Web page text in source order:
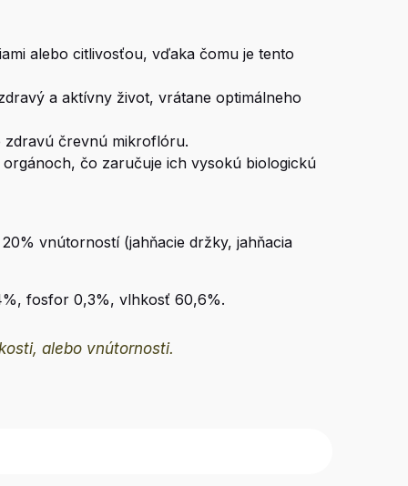
alebo citlivosťou, vďaka čomu je tento
a aktívny život, vrátane optimálneho
zdravú črevnú mikroflóru.
čo zaručuje ich vysokú biologickú
vnútorností (jahňacie držky, jahňacia
fosfor 0,3%, vlhkosť 60,6%.
alebo vnútornosti.